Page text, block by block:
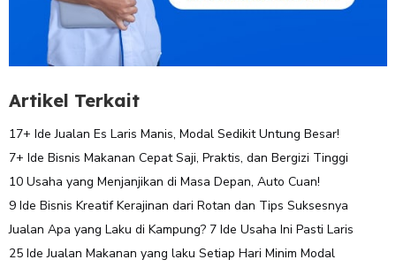
Artikel Terkait
17+ Ide Jualan Es Laris Manis, Modal Sedikit Untung Besar!
7+ Ide Bisnis Makanan Cepat Saji, Praktis, dan Bergizi Tinggi
10 Usaha yang Menjanjikan di Masa Depan, Auto Cuan!
9 Ide Bisnis Kreatif Kerajinan dari Rotan dan Tips Suksesnya
Jualan Apa yang Laku di Kampung? 7 Ide Usaha Ini Pasti Laris
25 Ide Jualan Makanan yang laku Setiap Hari Minim Modal